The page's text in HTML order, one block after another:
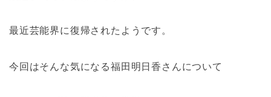
最近芸能界に復帰されたようです。
今回はそんな気になる福田明日香さんについて